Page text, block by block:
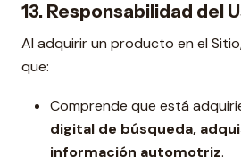
13. Responsabilidad del
Al adquirir un producto en el
que:
Comprende que está
digital de búsqueda,
información automotriz.